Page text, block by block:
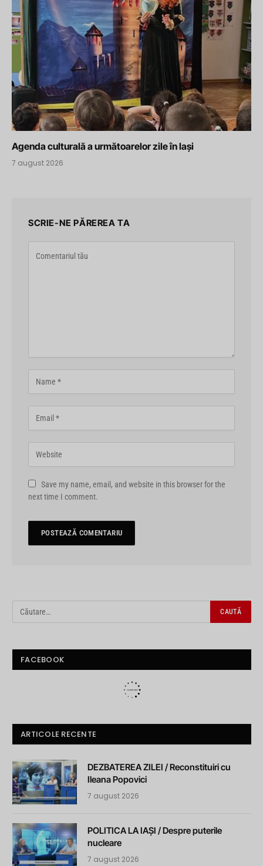
Agenda culturală a următoarelor zile în Iași
7 august 2026
SCRIE-NE PĂREREA TA
Save my name, email, and website in this browser for the
next time I comment.
FACEBOOK
ARTICOLE RECENTE
DEZBATEREA ZILEI / Reconstituiri cu
Ileana Popovici
7 august 2026
POLITICA LA IAȘI / Despre puterile
nucleare
7 august 2026